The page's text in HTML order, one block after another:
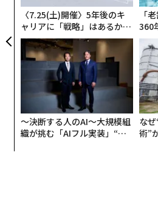
しかし、パンデミック時に自宅
費者にとってコンビニエンスス
なり、また、自宅での消費拡大
復力の強さを証明しました。
IRIによると、厳しい状況にもか
ニエンスストア市場は4.6%成長
666億ドル（ガソリン除く）に
〈7.25(土)開催〉5年後のキ
ャリアに「戦略」はあるか。
トップエグゼクティブのキャ
リアに触れる1日│CAREER S
UMMIT 2026
「
360
る
〜決断する人のAI〜大規模組
織が挑む「AIフル実装」“使
な
術”